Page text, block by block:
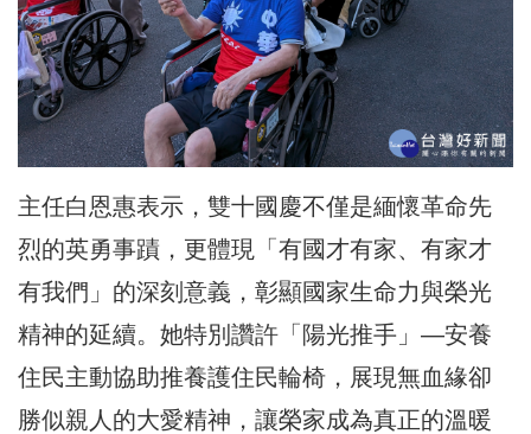
主任白恩惠表示，雙十國慶不僅是緬懷革命先
烈的英勇事蹟，更體現「有國才有家、有家才
有我們」的深刻意義，彰顯國家生命力與榮光
精神的延續。她特別讚許「陽光推手」—安養
住民主動協助推養護住民輪椅，展現無血緣卻
勝似親人的大愛精神，讓榮家成為真正的溫暖